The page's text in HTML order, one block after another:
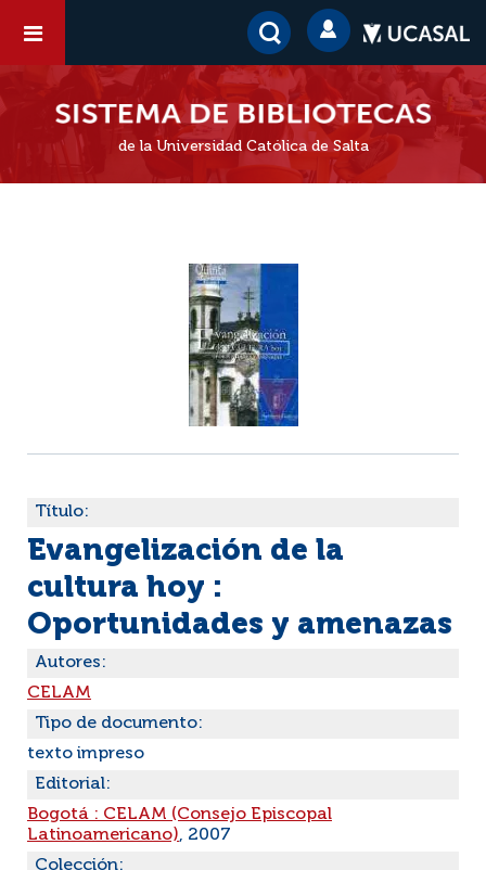
de la Universidad Católica de Salta
Título:
Evangelización de la
cultura hoy :
Oportunidades y amenazas
Autores:
CELAM
Tipo de documento:
texto impreso
Editorial:
Bogotá : CELAM (Consejo Episcopal
Latinoamericano), 2007
Colección: